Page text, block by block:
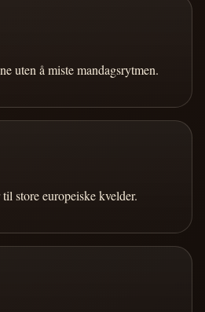
uten å miste mandagsrytmen.
store europeiske kvelder.